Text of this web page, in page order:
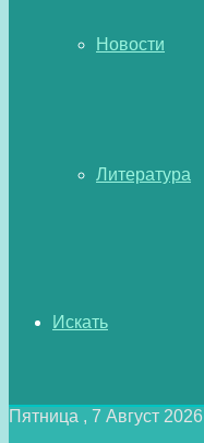
Новости
Литература
Искать
Пятница , 7 Август 2026